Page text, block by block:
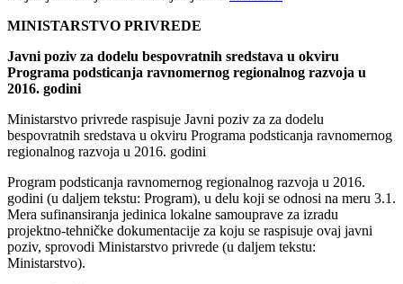
MINISTARSTVO PRIVREDE
Javni poziv za dodelu bespovratnih sredstava u okviru
Programa podsticanja ravnomernog regionalnog razvoja u
2016. godini
Ministarstvo privrede raspisuje Javni poziv za za dodelu
bespovratnih sredstava u okviru Programa podsticanja ravnomernog
regionalnog razvoja u 2016. godini
Program podsticanja ravnomernog regionalnog razvoja u 2016.
godini (u daljem tekstu: Program), u delu koji se odnosi na meru 3.1.
Mera sufinansiranja jedinica lokalne samouprave za izradu
projektno-tehničke dokumentacije za koju se raspisuje ovaj javni
poziv, sprovodi Ministarstvo privrede (u daljem tekstu:
Ministarstvo).